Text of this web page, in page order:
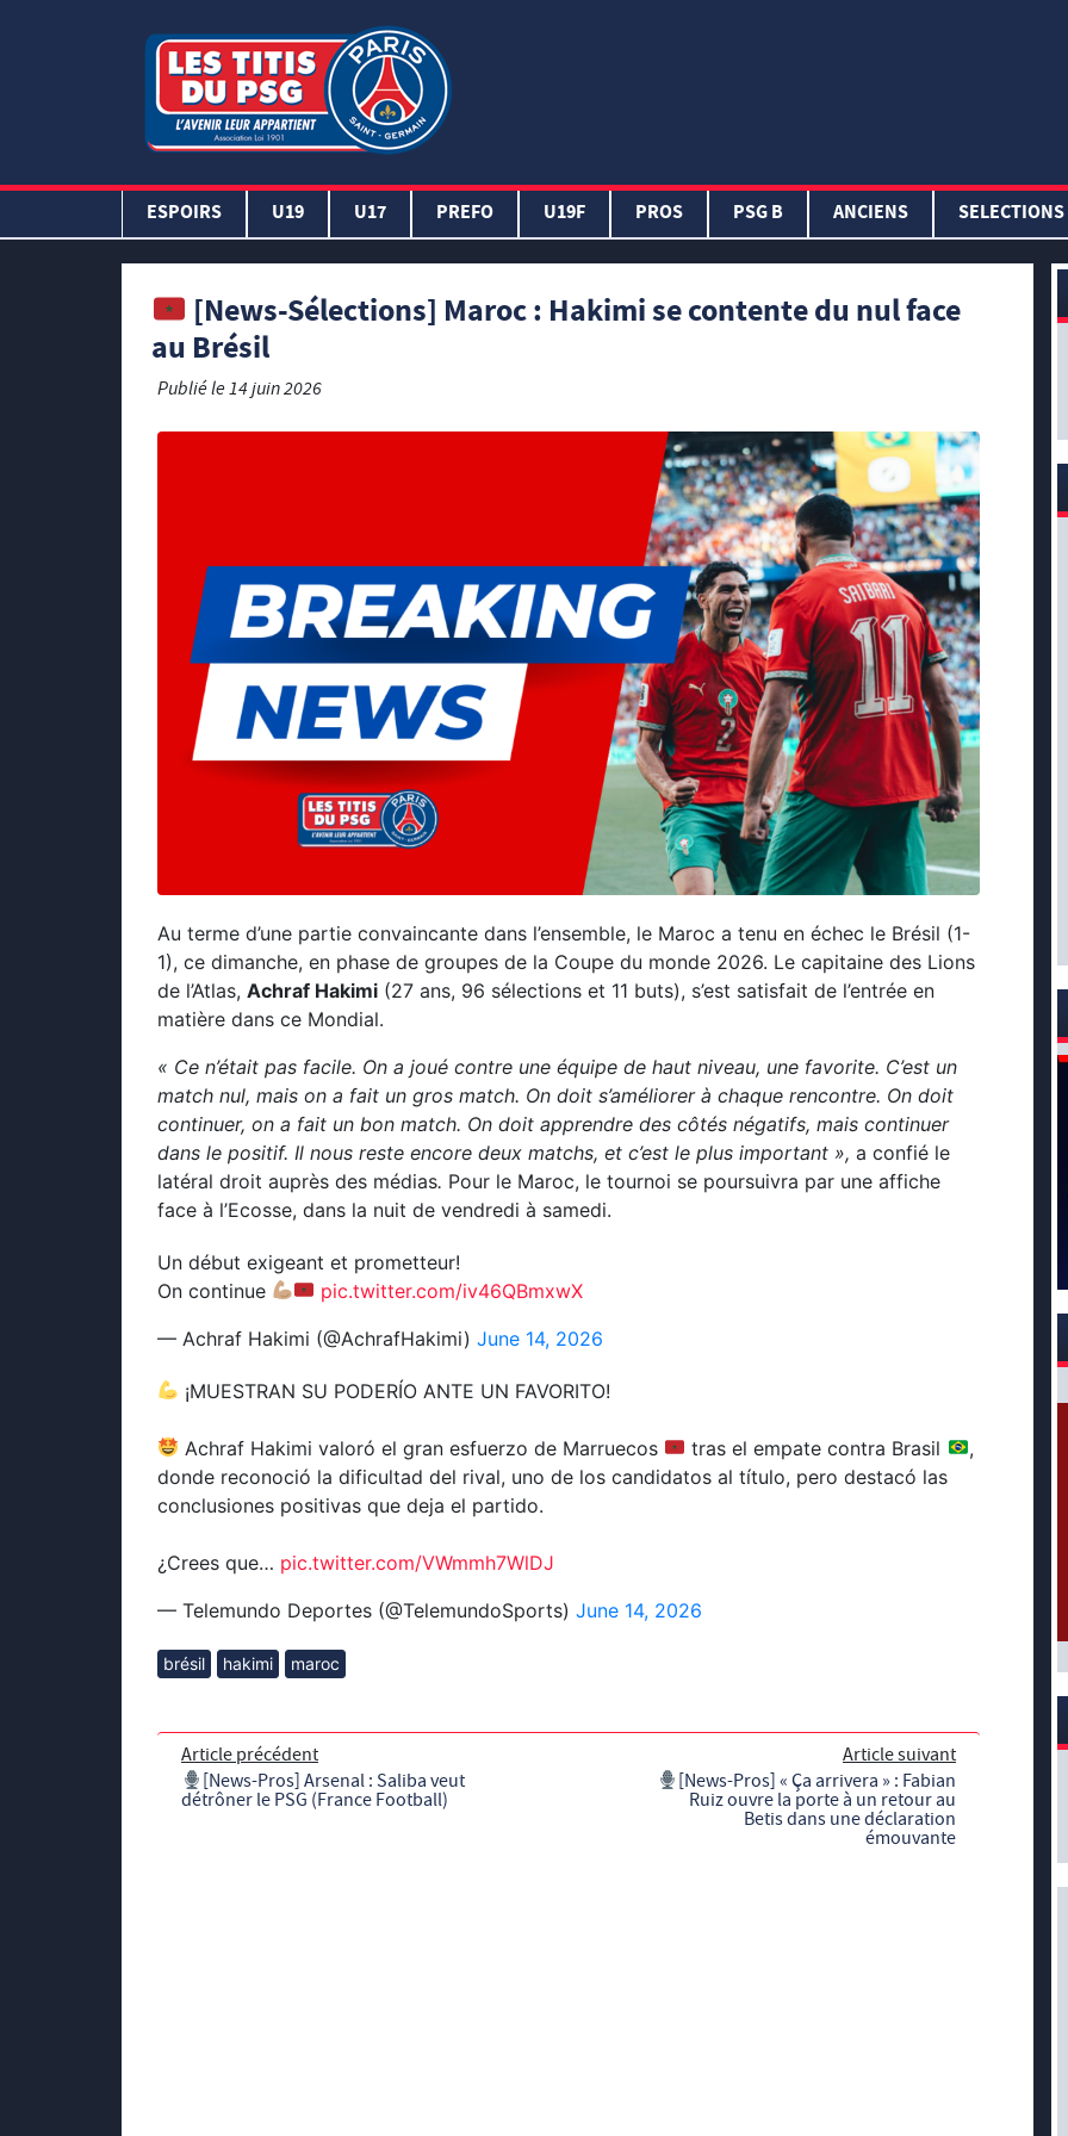
ESPOIRS U19 U17 PREFO U19F PROS PSG B ANCIENS SELECTIONS
[News-Sélections] Maroc : Hakimi se contente du nul face
au Brésil
Publié le14 juin 2026
Au terme d’une partie convaincante dans l’ensemble, le Maroc a tenu en échec le Brésil (1-
1), ce dimanche, en phase de groupes de la Coupe du monde 2026. Le capitaine des Lions
de l’Atlas, Achraf Hakimi (27 ans, 96 sélections et 11 buts), s’est satisfait de l’entrée en
matière dans ce Mondial.
« Ce n’était pas facile. On a joué contre une équipe de haut niveau, une favorite. C’est un
match nul, mais on a fait un gros match. On doit s’améliorer à chaque rencontre. On doit
continuer, on a fait un bon match. On doit apprendre des côtés négatifs, mais continuer
dans le positif. Il nous reste encore deux matchs, et c’est le plus important », a confié le
latéral droit auprès des médias. Pour le Maroc, le tournoi se poursuivra par une affiche
face à l’Ecosse, dans la nuit de vendredi à samedi.
Un début exigeant et prometteur!
On continue
pic.twitter.com/iv46QBmxwX
— Achraf Hakimi (@AchrafHakimi) June 14, 2026
¡MUESTRAN SU PODERÍO ANTE UN FAVORITO!
Achraf Hakimi valoró el gran esfuerzo de Marruecos tras el empate contra Brasil
,
donde reconoció la dificultad del rival, uno de los candidatos al título, pero destacó las
conclusiones positivas que deja el partido.
¿Crees que… pic.twitter.com/VWmmh7WlDJ
— Telemundo Deportes (@TelemundoSports) June 14, 2026
brésil hakimi maroc
Article précédent
[News-Pros] Arsenal : Saliba veut
détrôner le PSG (France Football)
Article suivant
[News-Pros] « Ça arrivera » : Fabian
Ruiz ouvre la porte à un retour au
Betis dans une déclaration
émouvante